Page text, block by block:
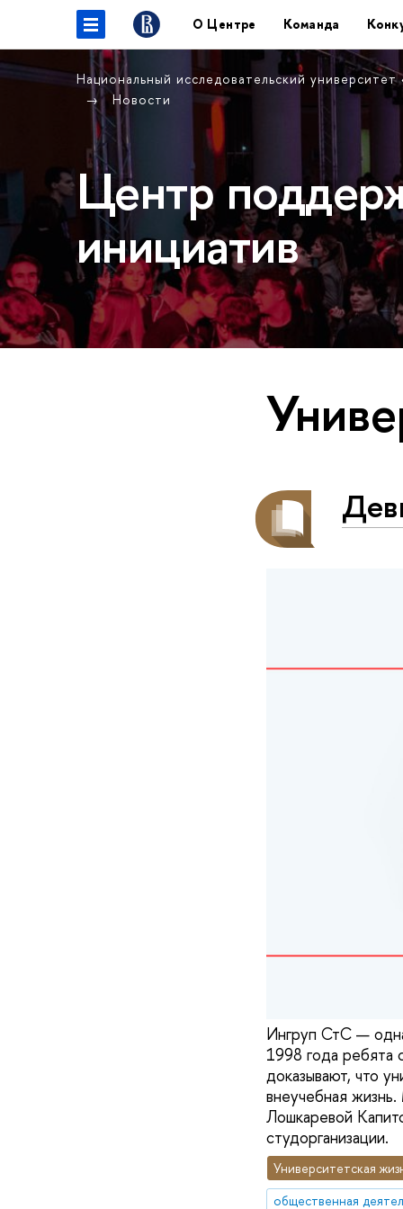
О Центре Команда
Национальный исследовательский
Новости
Центр
инициатив
Ингруп СтС —
1998 года ребята
доказывают, что
внеучебная
Лошкаревой
студорганизации.
Университетская
общественная